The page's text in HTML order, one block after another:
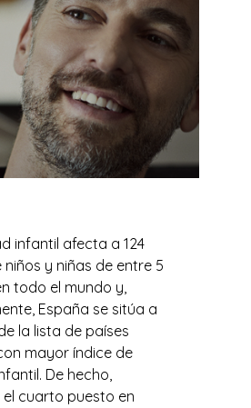
infantil afecta a 124
niños y niñas de entre 5
todo el mundo y,
España se sitúa a
la lista de países
mayor índice de
De hecho,
cuarto puesto en